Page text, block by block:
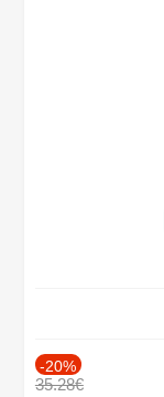
-20%
35.28€